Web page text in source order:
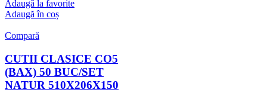
Adaugă la favorite
Adaugă în coș
Compară
CUTII CLASICE CO5
(BAX) 50 BUC/SET
NATUR 510X206X150